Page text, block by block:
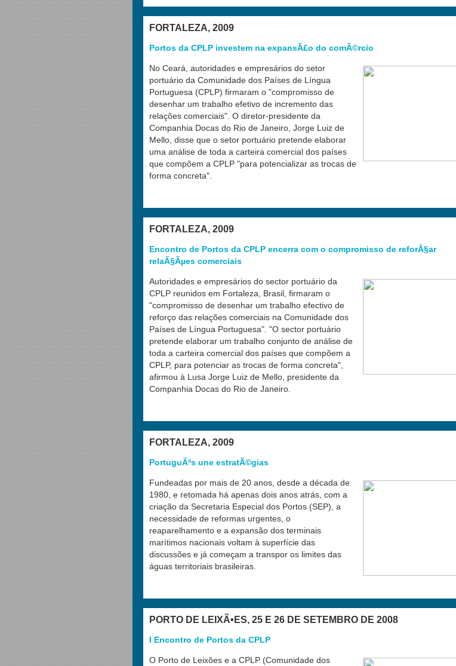
FORTALEZA, 2009
Portos da CPLP investem na expansÃ£o do comÃ©rcio
No Ceará, autoridades e empresários do setor
portuário da Comunidade dos Países de Língua
Portuguesa (CPLP) firmaram o "compromisso de
desenhar um trabalho efetivo de incremento das
relações comerciais". O diretor-presidente da
Companhia Docas do Rio de Janeiro, Jorge Luiz de
Mello, disse que o setor portuário pretende elaborar
uma análise de toda a carteira comercial dos países
que compõem a CPLP "para potencializar as trocas de
forma concreta".
FORTALEZA, 2009
Encontro de Portos da CPLP encerra com o compromisso de reforÃ§ar
relaÃ§Ãµes comerciais
Autoridades e empresários do sector portuário da
CPLP reunidos em Fortaleza, Brasil, firmaram o
"compromisso de desenhar um trabalho efectivo de
reforço das relações comerciais na Comunidade dos
Países de Língua Portuguesa". "O sector portuário
pretende elaborar um trabalho conjunto de análise de
toda a carteira comercial dos países que compõem a
CPLP, para potenciar as trocas de forma concreta",
afirmou à Lusa Jorge Luiz de Mello, presidente da
Companhia Docas do Rio de Janeiro.
FORTALEZA, 2009
PortuguÃªs une estratÃ©gias
Fundeadas por mais de 20 anos, desde a década de
1980, e retomada há apenas dois anos atrás, com a
criação da Secretaria Especial dos Portos (SEP), a
necessidade de reformas urgentes, o
reaparelhamento e a expansão dos terminais
marítimos nacionais voltam à superfície das
discussões e já começam a transpor os limites das
águas territoriais brasileiras.
PORTO DE LEIXÃ•ES, 25 E 26 DE SETEMBRO DE 2008
I Encontro de Portos da CPLP
O Porto de Leixões e a CPLP (Comunidade dos